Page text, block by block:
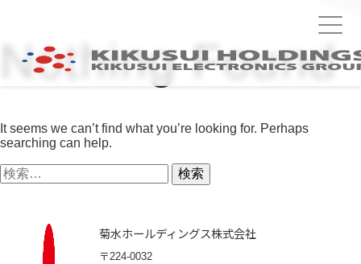
Nothing Found
It seems we can’t find what you’re looking for. Perhaps
searching can help.
検
菊水ホールディングス株式会社
〒224-0032